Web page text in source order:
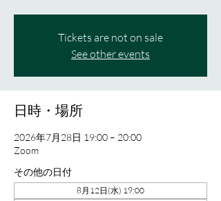
Tickets are not on sale
See other events
日時・場所
2026年7月28日 19:00 – 20:00
Zoom
その他の日付
8月12日(水) 19:00